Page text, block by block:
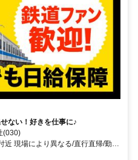
ない！好きを仕事に♪
(030)
現場により異なる/直行直帰/勤務